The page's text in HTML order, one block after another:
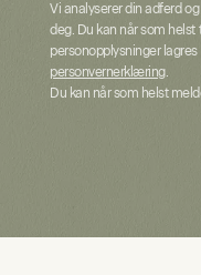
Vi analyserer din adferd
deg. Du kan når som
personopplysninger
personvernerklæring.
Du kan når som helst